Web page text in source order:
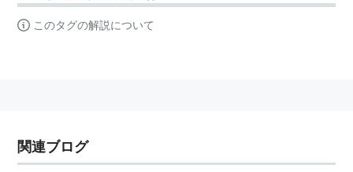
このタグの解説について
関連ブログ